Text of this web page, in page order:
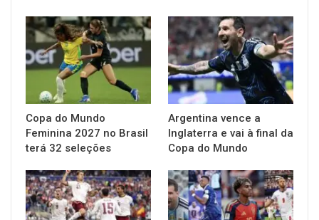
Copa do Mundo
Feminina 2027 no Brasil
terá 32 seleções
Argentina vence a
Inglaterra e vai à final da
Copa do Mundo